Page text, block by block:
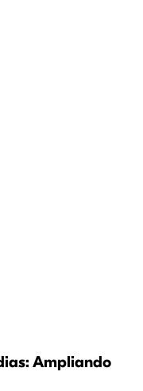
Ampliando